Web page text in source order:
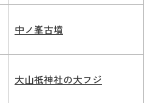
中ノ峯古墳
大山祇神社の大フジ